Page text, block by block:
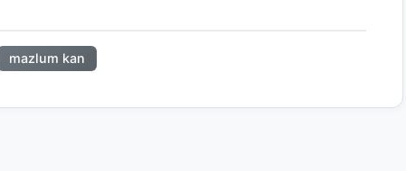
mazlum kan